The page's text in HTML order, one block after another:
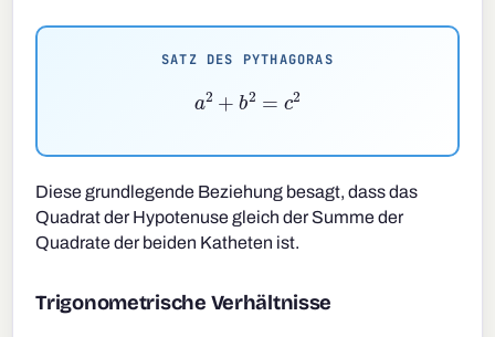
SATZ DES PYTHAGORAS
a2 + b2 2
Diese grundlegende Beziehung besagt, dass das
Quadrat der Hypotenuse gleich der Summe der
Quadrate der beiden Katheten ist.
Trigonometrische Verhältnisse